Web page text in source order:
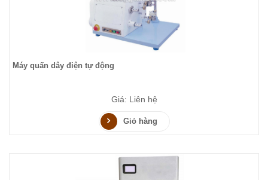
Máy quấn dây điện tự động
Giá: Liên hệ
Giỏ hàng